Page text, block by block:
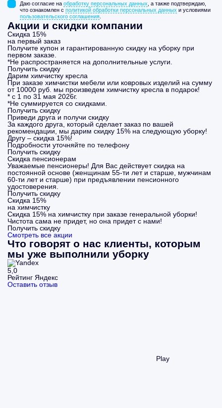
Даю согласие на обработку персональных данных , а также подтверждаю,
что ознакомлен с политикой обработки персональных данных и условиями
пользовательского соглашения
Акции и скидки компании
Скидка 15%
на первый заказ
Получите купон и гарантированную скидку на уборку при
первом заказе.
*Не распространяется на дополнительные услуги.
Получить скидку
Дарим химчистку кресла
При заказе химчистки мебели или ковровых изделий на сумму
от 10000 руб. мы произведем химчистку кресла в подарок!
* с 1 по 31 мая 2026г.
*Не суммируется со скидками.
Получить скидку
Приведи друга и получи скидку
За каждого друга, который сделает заказ по вашей
рекомендации, мы дарим скидку 15% на следующую уборку!
Другу – скидка 15%!
Подробности уточняйте по телефону
Получить скидку
Скидка пенсионерам
Уважаемые пенсионеры! Для Вас действует скидка на
постоянной основе (женщинам 55-ти лет и старше, мужчинам
60-ти лет и старше) при предъявлении пенсионного
удостоверения.
Получить скидку
Скидка 15%
на химчистку
Скидка 15% на химчистку при заказе генеральной уборки!
Чистота сама не придет, но она придет с нами!
Получить скидку
Смотреть все акции
Что говорят о нас клиенты, которым
мы уже выполнили уборку
5,0
Рейтинг Яндекс
Оставить отзыв
Play